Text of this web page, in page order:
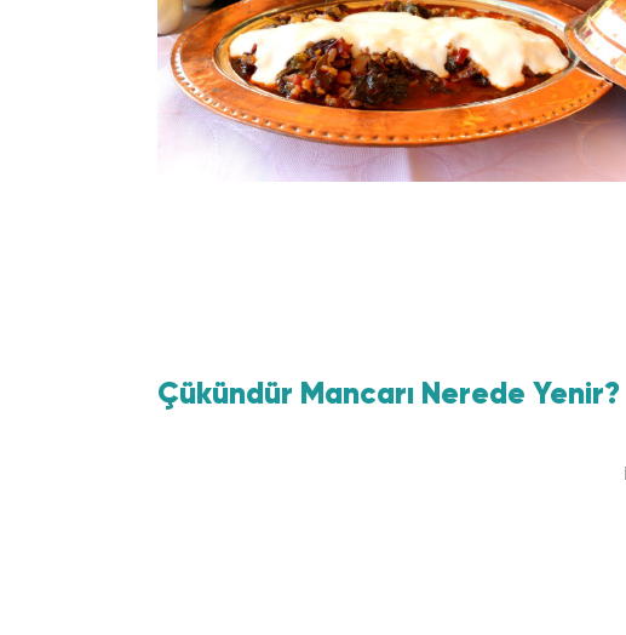
Çükündür Mancarı Nerede Yenir?